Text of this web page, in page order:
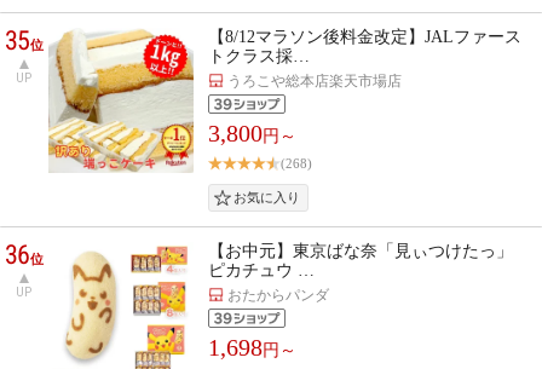
35位
UP
【8/12マラソン後料金改定】JALファース
トクラス採…
うろこや総本店楽天市場店
3,800円～
(268)
36位
UP
【お中元】東京ばな奈「見ぃつけたっ」
ピカチュウ …
おたからパンダ
1,698円～